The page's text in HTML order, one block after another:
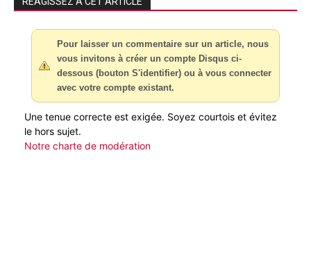
Pour laisser un commentaire sur un article, nous
vous invitons à créer un compte Disqus ci-
dessous (bouton S'identifier) ou à vous connecter
avec votre compte existant.
Une tenue correcte est exigée. Soyez courtois et évitez
le hors sujet.
Notre charte de modération